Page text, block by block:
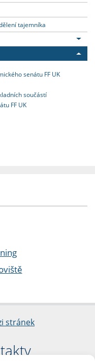
tajemníka
senátu FF UK
součástí
FF UK
stránek